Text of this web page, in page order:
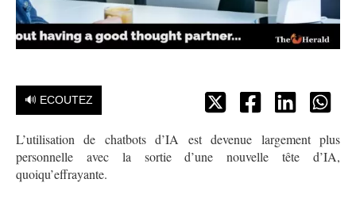
🔊 ECOUTEZ
L’utilisation de chatbots d’IA est devenue largement plus
personnelle avec la sortie d’une nouvelle tête d’IA,
quoiqu’effrayante.